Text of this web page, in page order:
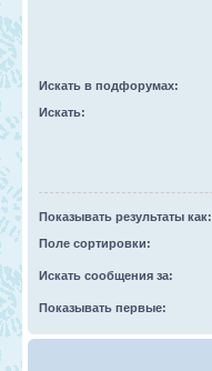
Искать в подфорумах:
Искать:
Показывать результаты как:
Поле сортировки:
Искать сообщения за:
Показывать первые: